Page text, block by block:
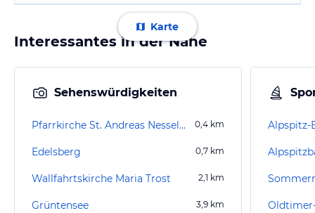
Karte
Interessantes in der Nähe
Sehenswürdigkeiten
Pfarrkirche St. Andreas Nesselwang 0,4 km
Edelsberg 0,7 km
Wallfahrtskirche Maria Trost 2,1 km
Grüntensee 3,9 km
Alpspitz-